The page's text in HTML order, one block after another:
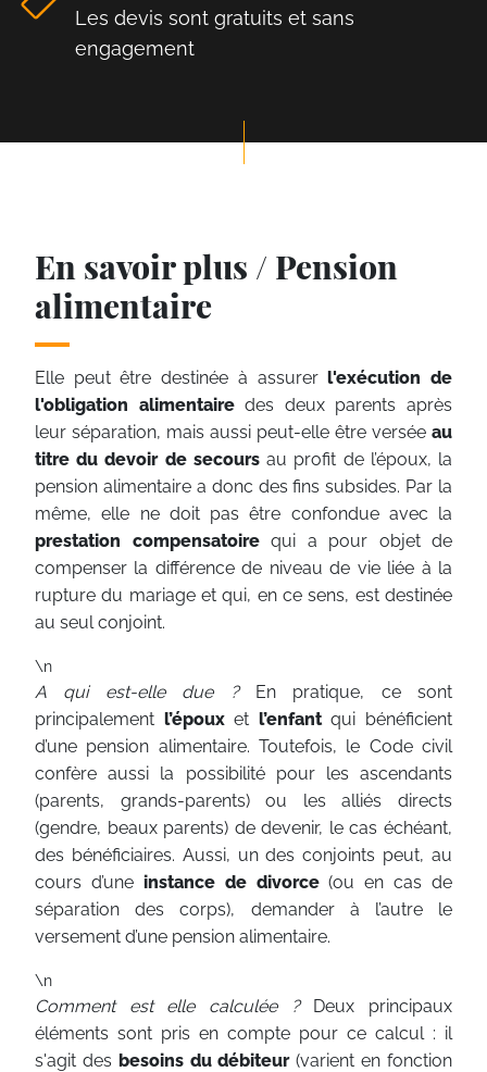
Les devis sont gratuits et sans
engagement
En savoir plus / Pension
alimentaire
Elle peut être destinée à assurerl'exécution de
l'obligation alimentairedes deux parents après
leur séparation, mais aussi peut-elle être versée au
titre du devoir de secoursau profit de l’époux, la
pension alimentaire a donc des fins subsides. Par la
même, elle ne doit pas être confondue avec la
prestation compensatoirequi a pour objet de
compenser la différence de niveau de vie liée à la
rupture du mariage et qui, en ce sens, est destinée
au seul conjoint.
\n
A qui est-elle due ? En pratique, ce sont
principalement l’épouxet l’enfantqui bénéficient
d’une pension alimentaire. Toutefois, le Code civil
confère aussi la possibilité pour les ascendants
(parents, grands-parents) ou les alliés directs
(gendre, beaux parents) de devenir, le cas échéant,
des bénéficiaires. Aussi, un des conjoints peut, au
cours d’une instance de divorce(ou en cas de
séparation des corps), demander à l’autre le
versement d’une pension alimentaire.
\n
Comment est elle calculée ?Deux principaux
éléments sont pris en compte pour ce calcul : il
s'agit des besoins du débiteur(varient en fonction